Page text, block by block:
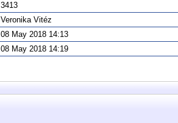
3413
Veronika Vitéz
08 May 2018 14:13
08 May 2018 14:19